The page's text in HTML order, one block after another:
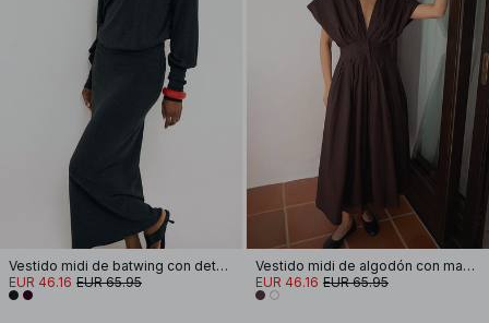
Vestido midi de batwing con detalle de costura
EUR 46.16 EUR 65.95
Vestido midi de algodón con mangas cortas y plisados
EUR 46.16 EUR 65.95